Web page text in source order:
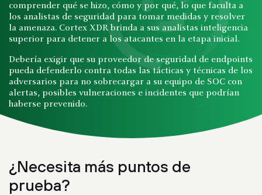
comprender qué se hizo, cómo y por qué, lo que faculta a
los analistas de seguridad para tomar medidas y resolver
la amenaza. Cortex XDR brinda a sus analistas inteligencia
superior para detener a los atacantes en la etapa inicial.
Debería exigir que su proveedor de seguridad de endpoints
pueda defenderlo contra todas las tácticas y técnicas de los
adversarios para no sobrecargar a su equipo de SOC con
alertas, posibles vulneraciones e incidentes que podrían
haberse prevenido.
¿Necesita más puntos de
prueba?